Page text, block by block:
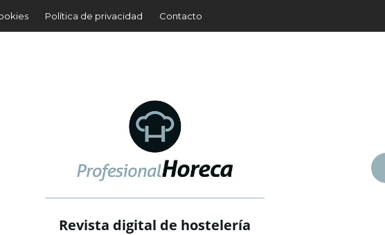
Política de privacidad Contacto
Revista digital de hostelería